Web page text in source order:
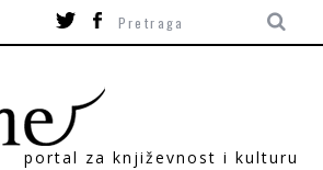
portal za književnost i kulturu